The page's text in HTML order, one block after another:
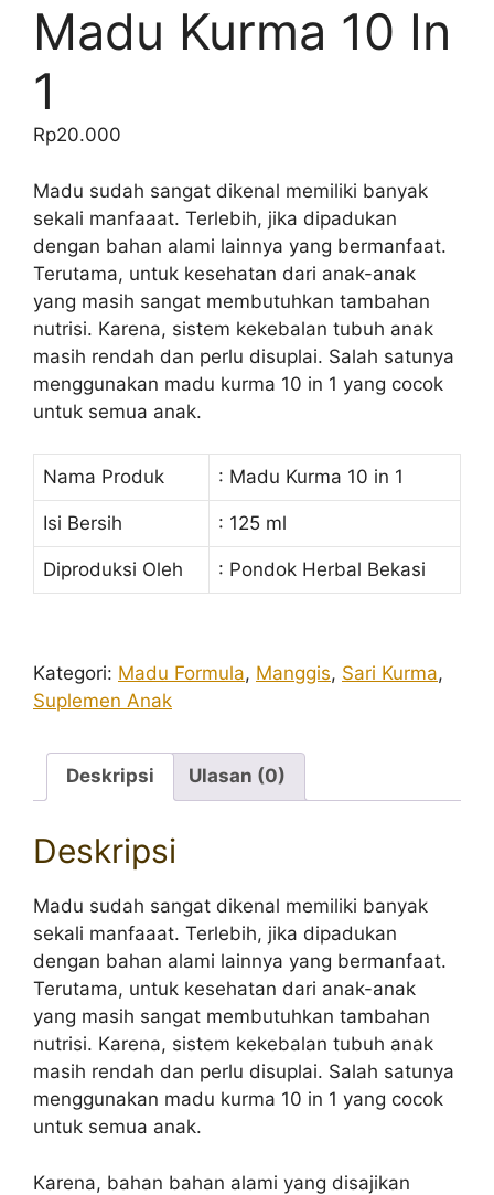
Madu Kurma 10 In
1
Rp20.000
Madu sudah sangat dikenal memiliki banyak
sekali manfaaat. Terlebih, jika dipadukan
dengan bahan alami lainnya yang bermanfaat.
Terutama, untuk kesehatan dari anak-anak
yang masih sangat membutuhkan tambahan
nutrisi. Karena, sistem kekebalan tubuh anak
masih rendah dan perlu disuplai. Salah satunya
menggunakan madu kurma 10 in 1 yang cocok
untuk semua anak.
Nama Produk : Madu Kurma 10 in 1
Isi Bersih : 125 ml
Diproduksi Oleh : Pondok Herbal Bekasi
Kategori: Madu Formula, Manggis, Sari Kurma,
Suplemen Anak
Deskripsi Ulasan (0)
Deskripsi
Madu sudah sangat dikenal memiliki banyak
sekali manfaaat. Terlebih, jika dipadukan
dengan bahan alami lainnya yang bermanfaat.
Terutama, untuk kesehatan dari anak-anak
yang masih sangat membutuhkan tambahan
nutrisi. Karena, sistem kekebalan tubuh anak
masih rendah dan perlu disuplai. Salah satunya
menggunakan madu kurma 10 in 1 yang cocok
untuk semua anak.
Karena, bahan bahan alami yang disajikan